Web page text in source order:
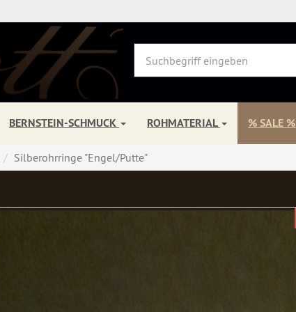
BERNSTEIN-SCHMUCK ROHMATERIAL % SALE %
Silberohrringe "Engel/Putte"